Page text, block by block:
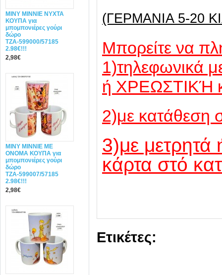
MINY ΜΙΝΝΙΕ ΝΥΧΤΑ
ΚΟΥΠΑ για
μπομπονιέρες γούρι
δώρο
ΤΖΑ-599000/57185
2.98€!!!
2,98€
MINY ΜΙΝΝΙΕ ME
ONOMA ΚΟΥΠΑ για
μπομπονιέρες γούρι
δώρο
ΤΖΑ-599007/57185
2.98€!!!
2,98€
(ΓΕΡΜΑΝΙΑ 5-20
Mπορείτε να
1)τηλεφωνικά
ή ΧΡΕΩΣΤΙΚΉ
2)με κατάθεση
3)με μετρητά
κάρτα στό
Ετικέτες: